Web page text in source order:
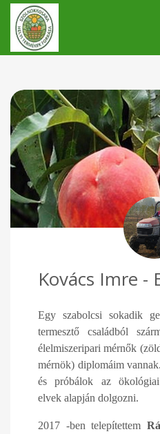
Kovács Imre -
Egy szabolcsi sokadik
termesztő családból
élelmiszeripari mérnők
mérnök) diplomáim
és próbálok az
elvek alapján dolgozni.
2017 -ben telepítettem